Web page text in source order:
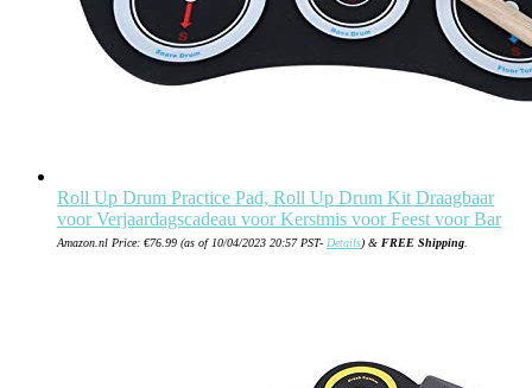
Roll Up Drum Practice Pad, Roll Up Drum Kit Draagbaar
voor Verjaardagscadeau voor Kerstmis voor Feest voor Bar
Amazon.nl Price: €76.99 (as of 10/04/2023 20:57 PST- Details) & FREE Shipping